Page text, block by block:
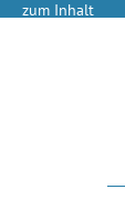
zum Inhalt